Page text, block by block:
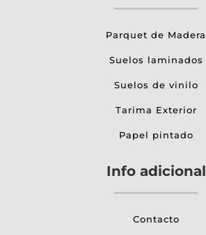
Parquet de Madera
Suelos laminados
Suelos de vinilo
Tarima Exterior
Papel pintado
Info adicional
Contacto